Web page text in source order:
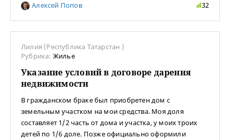
Алексей Попов
32
Лилия (Республика Татарстан )
Рубрика: Жилье
Указание условий в договоре дарения
недвижимости
В гражданском браке был приобретен дом с
земельным участком на мои средства. Моя доля
составляет 1/2 часть от дома и участка, у моих троих
детей по 1/6 доле. Позже официально оформили